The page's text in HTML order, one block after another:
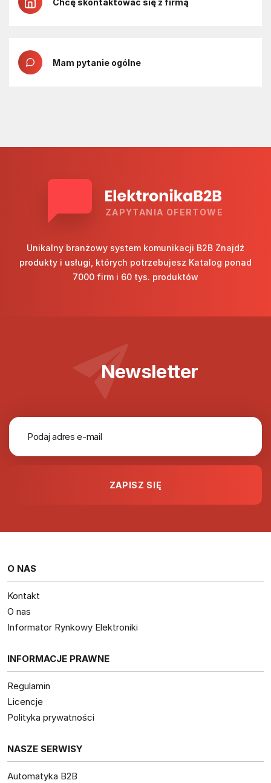
Mam pytanie ogólne
ZAPYTANIA OFERTOWE
Unikalny branżowy system komunikacji B2B Znajdź
produkty i usługi, których potrzebujesz Katalog ponad
7000 firm i 60 tys. produktów
Newsletter
O NAS
Kontakt
O nas
Informator Rynkowy Elektroniki
INFORMACJE PRAWNE
Regulamin
Licencje
Polityka prywatności
NASZE SERWISY
Automatyka B2B